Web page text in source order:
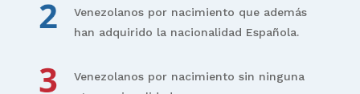
Venezolanos por nacimiento que además
han adquirido la nacionalidad Española.
Venezolanos por nacimiento sin ninguna